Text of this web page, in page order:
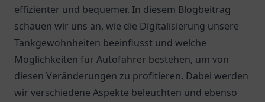
effizienter und bequemer. In diesem Blogbeitrag
schauen wir uns an, wie die Digitalisierung unsere
Tankgewohnheiten beeinflusst und welche
Möglichkeiten für Autofahrer bestehen, um von
diesen Veränderungen zu profitieren. Dabei werden
wir verschiedene Aspekte beleuchten und ebenso